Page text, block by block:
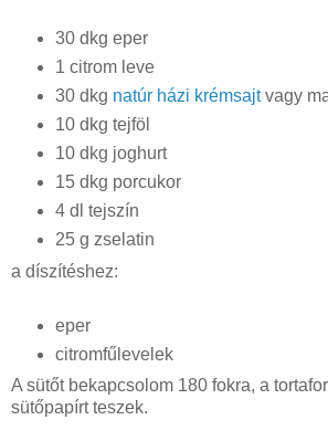
30 dkg eper
1 citrom leve
30 dkg natúr házi krémsajtvagy
10 dkg tejföl
10 dkg joghurt
15 dkg porcukor
4 dl tejszín
25 g zselatin
a díszítéshez:
eper
citromfűlevelek
A sütőt bekapcsolom 180 fokra, a
sütőpapírt teszek.